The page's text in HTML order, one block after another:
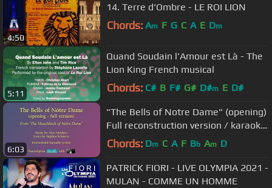
4:50
14. Terre d'Ombre - LE ROI LION
Chords: Am F G C A E Dm
5:11
Quand Soudain l'Amour est Là - The
Lion King French musical
Chords: C# B F# G# D#m E D#
6:03
"The Bells of Notre Dame" (opening)
Full reconstruction version / karaoke
/ Finale with Garritan
Chords: Dm C A F Bb Am D
PATRICK FIORI - LIVE OLYMPIA 2021 -
MULAN - COMME UN HOMME